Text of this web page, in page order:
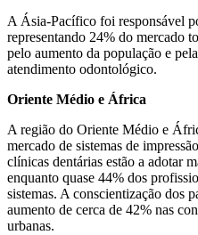
A Ásia-Pacífico foi responsável
representando 24% do mercado
pelo aumento da população e
atendimento odontológico.
Oriente Médio e África
A região do Oriente Médio e
mercado de sistemas de
clínicas dentárias estão a adotar
enquanto quase 44% dos
sistemas. A conscientização dos
aumento de cerca de 42% nas
urbanas.